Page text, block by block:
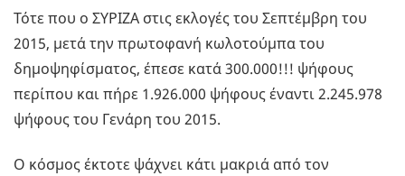
Τότε που ο ΣΥΡΙΖΑ στις εκλογές του Σεπτέμβρη του
2015, μετά την πρωτοφανή κωλοτούμπα του
δημοψηφίσματος, έπεσε κατά 300.000!!! ψήφους
περίπου και πήρε 1.926.000 ψήφους έναντι 2.245.978
ψήφους του Γενάρη του 2015.
Ο κόσμος έκτοτε ψάχνει κάτι μακριά από τον